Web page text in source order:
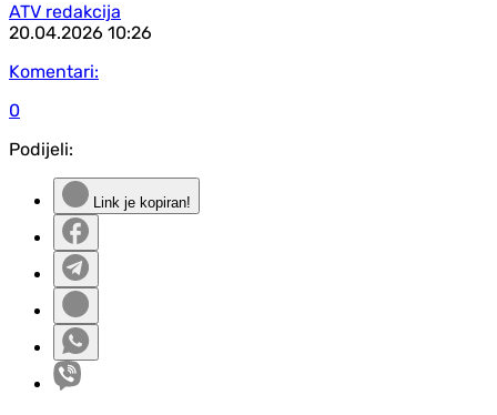
ATV redakcija
20.04.2026 10:26
Komentari:
0
Podijeli:
Link je kopiran!